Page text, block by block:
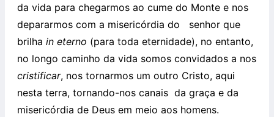
da vida para chegarmos ao cume do Monte e nos
depararmos com a misericórdia do
senhor que
brilha in eterno (para toda eternidade), no entanto,
no longo caminho da vida somos convidados a nos
cristificar, nos tornarmos um outro Cristo, aqui
nesta terra, tornando-nos canais da graça e da
misericórdia de Deus em meio aos homens.